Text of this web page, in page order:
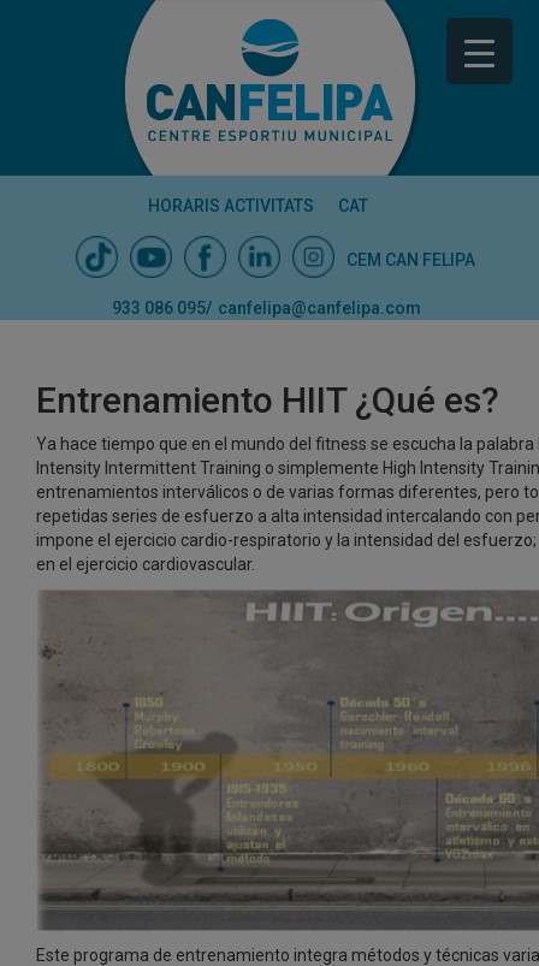
HORARIS ACTIVITATS CAT
CEM CAN FELIPA
933 086 095/ canfelipa@canfelipa.com
Entrenamiento HIIT ¿Qué es?
Ya hace tiempo que en el mundo del fitness se escucha la
Intensity Intermittent Training o simplemente High Intensity
entrenamientos interválicos o de varias formas diferentes, pero
repetidas series de esfuerzo a alta intensidad intercalando con
impone el ejercicio cardio-respiratorio y la intensidad del
en el ejercicio cardiovascular.
Este programa de entrenamiento integra métodos y técnicas